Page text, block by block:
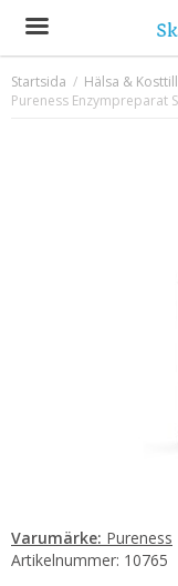
Startsida / Hälsa &
Pureness Enzympreparat
Varumärke: Pureness
Artikelnummer: 10765